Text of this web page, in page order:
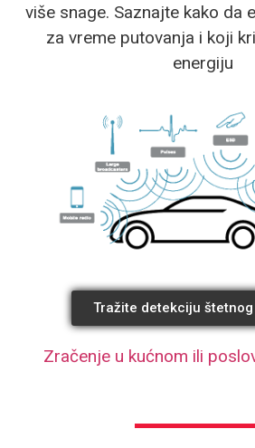
više snage. Saznajte kako da
za vreme putovanja i koji
energiju
Tražite detekciju
Zračenje u kućnom ili